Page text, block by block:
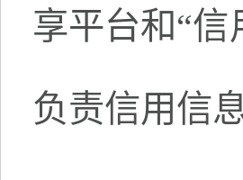
享平台和“
负责信用信